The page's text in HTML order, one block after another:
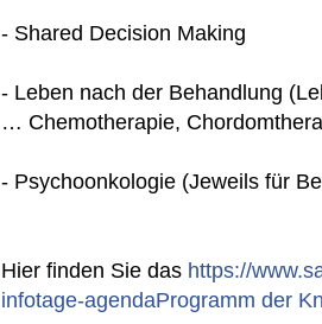
- Shared Decision Making
- Leben nach der Behandlung
… Chemotherapie,
- Psychoonkologie (Jeweils für
Hier finden Sie das https://
infotage-agendaProgramm der